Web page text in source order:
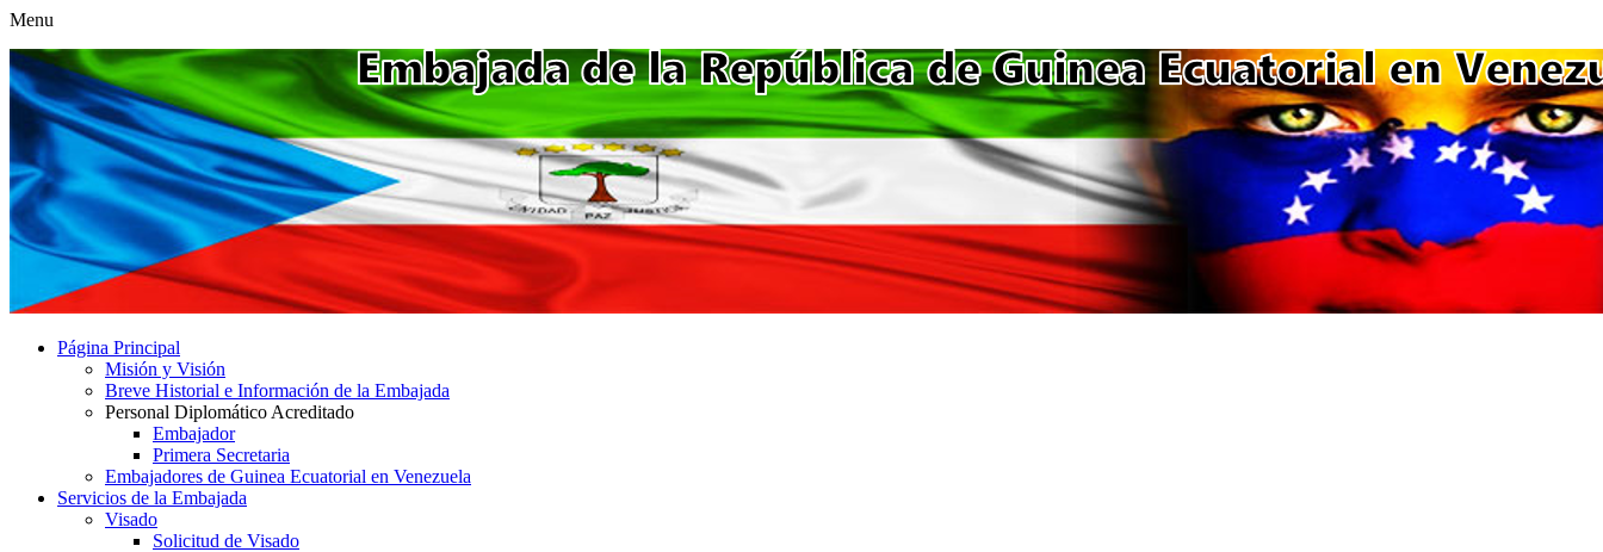
Menu
Página Principal
Misión y Visión
Breve Historial e Información de la Embajada
Personal Diplomático Acreditado
Embajador
Primera Secretaria
Embajadores de Guinea Ecuatorial en Venezuela
Servicios de la Embajada
Visado
Solicitud de Visado